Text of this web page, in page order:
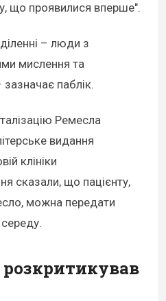
що проявилися вперше".
– люди з
мислення та
паблік.
Ремесла
видання
клініки
сказали, що пацієнту,
можна передати
розкритикував